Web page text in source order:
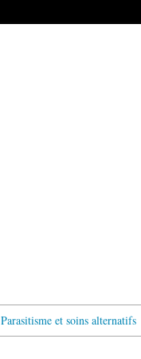
Parasitisme et soins alternatifs